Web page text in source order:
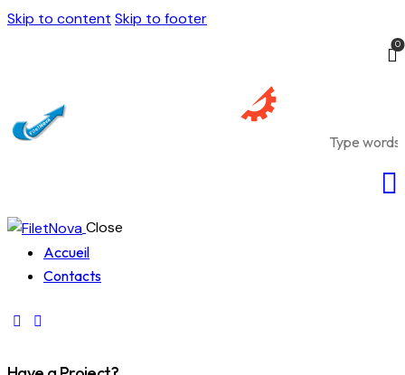
Skip to content Skip to footer
0
Close
Accueil
Contacts